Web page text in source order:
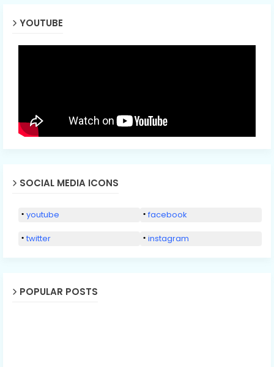
YOUTUBE
SOCIAL MEDIA ICONS
youtube facebook
twitter instagram
POPULAR POSTS